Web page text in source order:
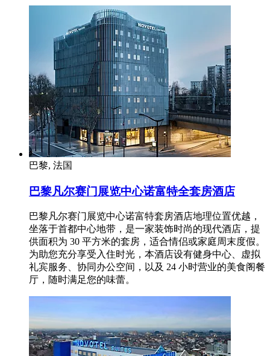
巴黎, 法国
巴黎凡尔赛门展览中心诺富特全套房酒店
巴黎凡尔赛门展览中心诺富特套房酒店地理位置优越，
坐落于首都中心地带，是一家装饰时尚的现代酒店，提
供面积为 30 平方米的套房，适合情侣或家庭周末度假。
为助您充分享受入住时光，本酒店设有健身中心、虚拟
礼宾服务、协同办公空间，以及 24 小时营业的美食阁餐
厅，随时满足您的味蕾。